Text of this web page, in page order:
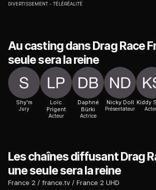
DIVERTISSEMENT TÉLÉRÉALITÉ
Au casting dans Drag Race
seule sera la reine
Shy'm
Jury
Loïc
Prigent
Acteur
Daphné
Bürki
Actrice
Nicky Doll
Présentateur
Kiddy
Les chaînes diffusant Drag
une seule sera la reine
France 2 france.tv France 2 UHD